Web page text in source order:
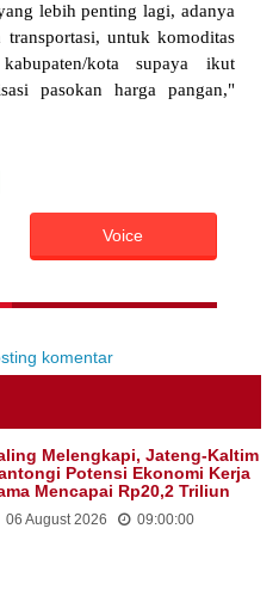
lebih penting lagi, adanya
untuk komoditas
kota supaya ikut
pasokan harga pangan,"
Voice
komentar
Melengkapi, Jateng-Kaltim
Potensi Ekonomi Kerja
Mencapai Rp20,2 Triliun
August 2026 09:00:00